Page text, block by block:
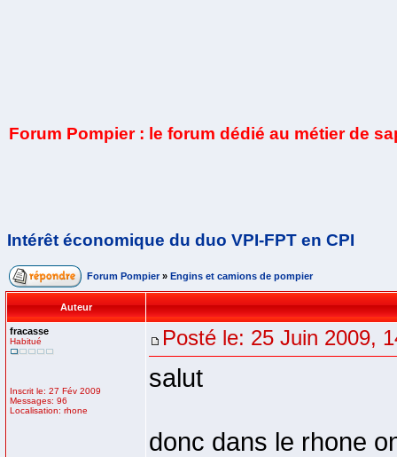
Forum Pompier : le forum dédié au métier de
Intérêt économique du duo VPI-FPT en CPI
Forum Pompier » Engins et camions de pompier
Auteur
fracasse
Habitué
Inscrit le: 27 Fév 2009
Messages: 96
Localisation: rhone
Posté le: 25 Juin 2009,
salut
donc dans le rhone